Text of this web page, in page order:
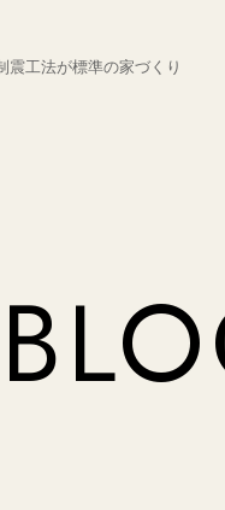
震工法が標準の家づくり